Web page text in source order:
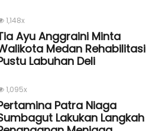
1,148x
Ayu Anggraini Minta
Medan Rehabilitasi
Labuhan Deli
1,095x
Patra Niaga
Lakukan Langkah